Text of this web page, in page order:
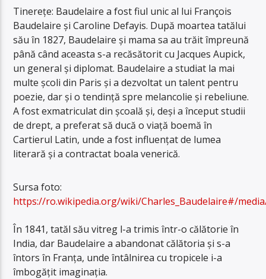
Tinerețe: Baudelaire a fost fiul unic al lui François
Baudelaire și Caroline Defayis. După moartea tatălui
său în 1827, Baudelaire și mama sa au trăit împreună
până când aceasta s-a recăsătorit cu Jacques Aupick,
un general și diplomat. Baudelaire a studiat la mai
multe școli din Paris și a dezvoltat un talent pentru
poezie, dar și o tendință spre melancolie și rebeliune.
A fost exmatriculat din școală și, deși a început studii
de drept, a preferat să ducă o viață boemă în
Cartierul Latin, unde a fost influențat de lumea
literară și a contractat boala venerică.
Sursa foto:
https://ro.wikipedia.org/wiki/Charles_Baudelaire#/media/
În 1841, tatăl său vitreg l-a trimis într-o călătorie în
India, dar Baudelaire a abandonat călătoria și s-a
întors în Franța, unde întâlnirea cu tropicele i-a
îmbogățit imaginația.